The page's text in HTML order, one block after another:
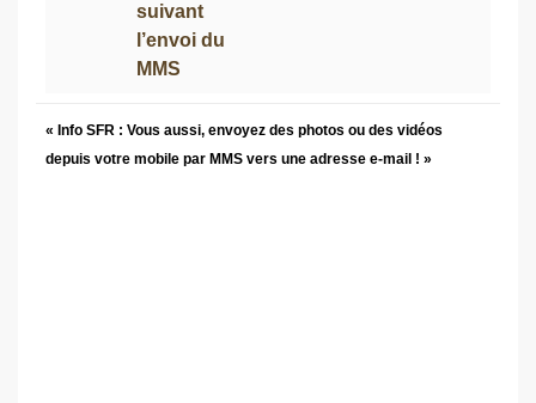
suivant
l’envoi du
MMS
« Info SFR : Vous aussi, envoyez des photos ou des vidéos
depuis votre mobile par MMS vers une adresse e-mail ! »